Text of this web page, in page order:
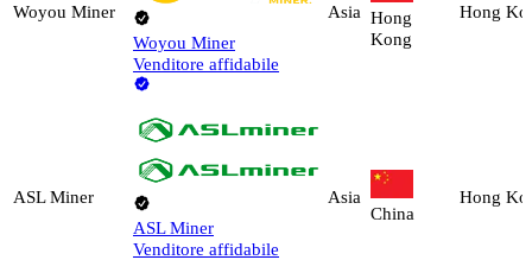
Woyou Miner
Woyou Miner
Venditore affidabile
Asia Hong
Kong
Hong
ASL Miner
ASL Miner
Venditore affidabile
Asia
China
Hong